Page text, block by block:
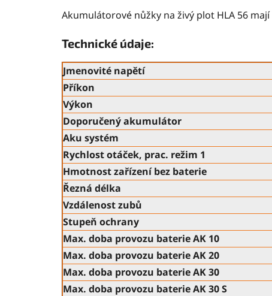
Akumulátorové nůžky na živý plot HLA 56 mají
Technické údaje:
Jmenovité napětí
Příkon
Výkon
Doporučený akumulátor
Aku systém
Rychlost otáček, prac. režim 1
Hmotnost zařízení bez baterie
Řezná délka
Vzdálenost zubů
Stupeň ochrany
Max. doba provozu baterie AK 10
Max. doba provozu baterie AK 20
Max. doba provozu baterie AK 30
Max. doba provozu baterie AK 30 S